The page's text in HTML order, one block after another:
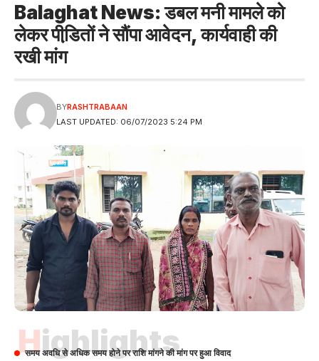
Balaghat News: डबल मनी मामले को
लेकर पीडि़तों ने सौंपा आवेदन, कार्यवाही की
रखी मांग
LAST UPDATED: 06/07/2023 5:24 PM
BYRASHTRABAAN
Highlights
समय अवधि से अधिक समय होने पर राशि मांगने की मांग पर हुआ विवाद